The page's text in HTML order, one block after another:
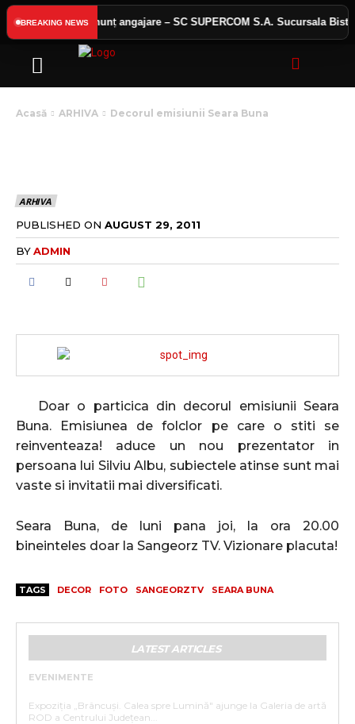
BREAKING NEWS
public Anunț angajare – SC SUPERCOM S.A. Sucursala Bistrița
Acasă ARHIVA Decorul emisiunii Seara Buna
ARHIVA
PUBLISHED ON AUGUST 29, 2011
BYADMIN
Doar o particica din decorul emisiunii Seara
Buna. Emisiunea de folclor pe care o stiti se
reinventeaza! aduce un nou prezentator in
persoana lui Silviu Albu, subiectele atinse sunt mai
vaste si invitatii mai diversificati.
Seara Buna, de luni pana joi, la ora 20.00
bineinteles doar la Sangeorz TV. Vizionare placuta!
TAGS DECOR FOTO SANGEORZTV SEARA BUNA
LATEST ARTICLES
EVENIMENTE
Expoziția „Brâncuși. Calea spre Lumină" ajunge la Galeria de artă
ROD a Centrului Județean...